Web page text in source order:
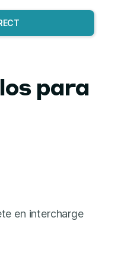
para
en intercharge